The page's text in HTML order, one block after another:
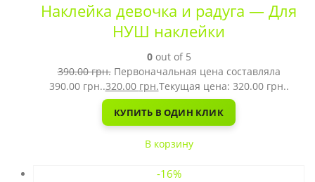
Наклейка девочка и радуга — Для
НУШ наклейки
0out of 5
390.00грн. Первоначальная цена составляла
390.00 грн..320.00 грн.Текущая цена: 320.00 грн..
КУПИТЬ В ОДИН КЛИК
В корзину
-16%